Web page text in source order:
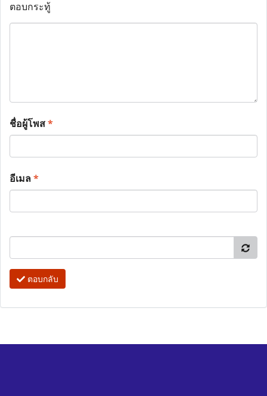
ตอบกระทู้
ชื่อผู้โพส*
อีเมล*
ตอบกลับ